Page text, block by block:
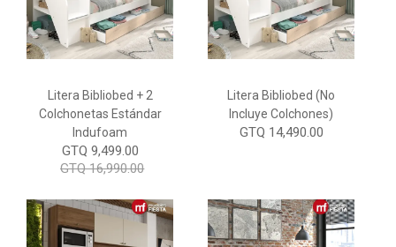
Litera Bibliobed + 2
Colchonetas Estándar
Indufoam
GTQ 9,499.00
GTQ 16,990.00
Litera Bibliobed (No
Incluye Colchones)
GTQ 14,490.00